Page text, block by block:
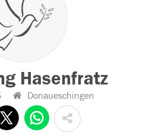
Hasenfratz
Donaueschingen